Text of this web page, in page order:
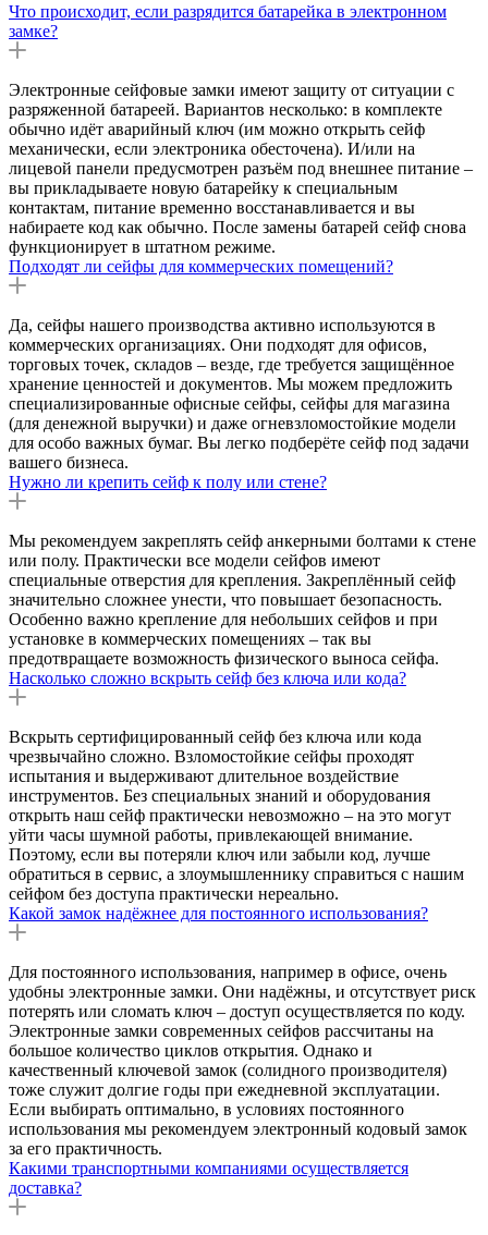
Что происходит, если разрядится батарейка в электронном
замке?
Электронные сейфовые замки имеют защиту от ситуации с
разряженной батареей. Вариантов несколько: в комплекте
обычно идёт аварийный ключ (им можно открыть сейф
механически, если электроника обесточена). И/или на
лицевой панели предусмотрен разъём под внешнее питание –
вы прикладываете новую батарейку к специальным
контактам, питание временно восстанавливается и вы
набираете код как обычно. После замены батарей сейф снова
функционирует в штатном режиме.
Подходят ли сейфы для коммерческих помещений?
Да, сейфы нашего производства активно используются в
коммерческих организациях. Они подходят для офисов,
торговых точек, складов – везде, где требуется защищённое
хранение ценностей и документов. Мы можем предложить
специализированные офисные сейфы, сейфы для магазина
(для денежной выручки) и даже огневзломостойкие модели
для особо важных бумаг. Вы легко подберёте сейф под задачи
вашего бизнеса.
Нужно ли крепить сейф к полу или стене?
Мы рекомендуем закреплять сейф анкерными болтами к стене
или полу. Практически все модели сейфов имеют
специальные отверстия для крепления. Закреплённый сейф
значительно сложнее унести, что повышает безопасность.
Особенно важно крепление для небольших сейфов и при
установке в коммерческих помещениях – так вы
предотвращаете возможность физического выноса сейфа.
Насколько сложно вскрыть сейф без ключа или кода?
Вскрыть сертифицированный сейф без ключа или кода
чрезвычайно сложно. Взломостойкие сейфы проходят
испытания и выдерживают длительное воздействие
инструментов. Без специальных знаний и оборудования
открыть наш сейф практически невозможно – на это могут
уйти часы шумной работы, привлекающей внимание.
Поэтому, если вы потеряли ключ или забыли код, лучше
обратиться в сервис, а злоумышленнику справиться с нашим
сейфом без доступа практически нереально.
Какой замок надёжнее для постоянного использования?
Для постоянного использования, например в офисе, очень
удобны электронные замки. Они надёжны, и отсутствует риск
потерять или сломать ключ – доступ осуществляется по коду.
Электронные замки современных сейфов рассчитаны на
большое количество циклов открытия. Однако и
качественный ключевой замок (солидного производителя)
тоже служит долгие годы при ежедневной эксплуатации.
Если выбирать оптимально, в условиях постоянного
использования мы рекомендуем электронный кодовый замок
за его практичность.
Какими транспортными компаниями осуществляется
доставка?